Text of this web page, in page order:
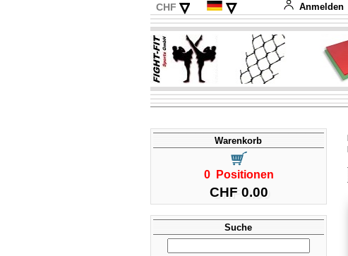
CHF ▿
EUR
USD
▿
English
Français
Italiano
Español
Anmelden
Warenkorb
0 Positionen
CHF 0.00
Suche